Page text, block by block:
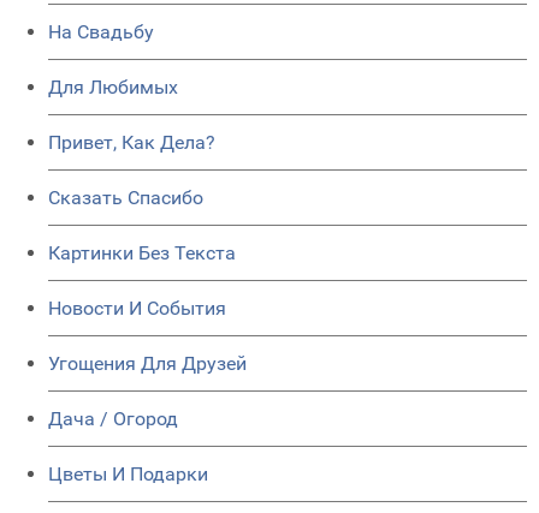
На Свадьбу
Для Любимых
Привет, Как Дела?
Сказать Спасибо
Картинки Без Текста
Новости И События
Угощения Для Друзей
Дача / Огород
Цветы И Подарки